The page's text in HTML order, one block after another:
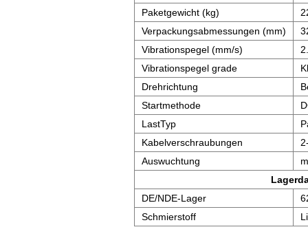
Paketgewicht (kg)
Verpackungsabmessungen (mm)
Vibrationspegel (mm/s)
Vibrationspegel grade
Drehrichtung
Startmethode
LastTyp
Kabelverschraubungen
Auswuchtung
DE/NDE-Lager
Schmierstoff